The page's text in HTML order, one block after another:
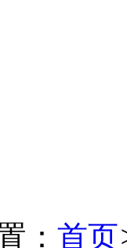
： 首页